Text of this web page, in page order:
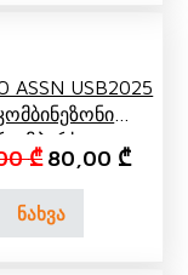
₾.
30,00 ₾.
ASSN USB2025
₾ Original price
80,00 ₾
ნახვა